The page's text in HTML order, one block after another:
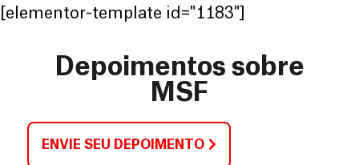
[elementor-template id="1183"]
Depoimentos sobre
MSF
ENVIE SEU DEPOIMENTO